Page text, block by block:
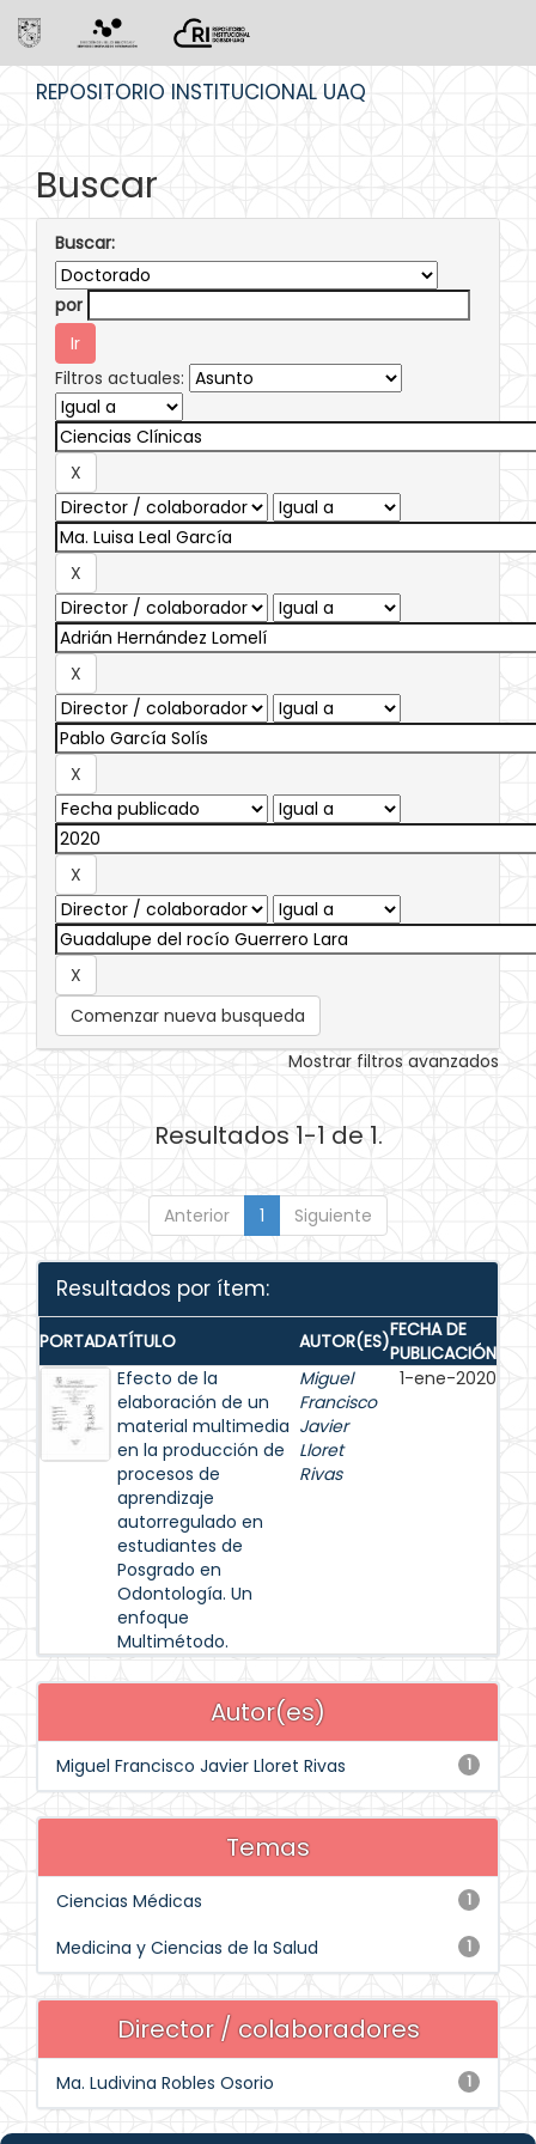
REPOSITORIO INSTITUCIONAL UAQ
Buscar
Buscar:
por
Filtros actuales:
Comenzar nueva busqueda
Mostrar filtros avanzados
Resultados 1-1 de 1.
Anterior 1 Siguiente
Resultados por ítem:
PORTADATÍTULO AUTOR(ES)FECHA DE
PUBLICACIÓN
Efecto de la
elaboración de un
material multimedia
en la producción de
procesos de
aprendizaje
autorregulado en
estudiantes de
Posgrado en
Odontología. Un
enfoque
Multimétodo.
Miguel
Francisco
Javier
Lloret
Rivas
1-ene-2020
Autor(es)
1
Miguel Francisco Javier Lloret Rivas
Temas
1
Ciencias Médicas
1
Medicina y Ciencias de la Salud
Director / colaboradores
1
Ma. Ludivina Robles Osorio